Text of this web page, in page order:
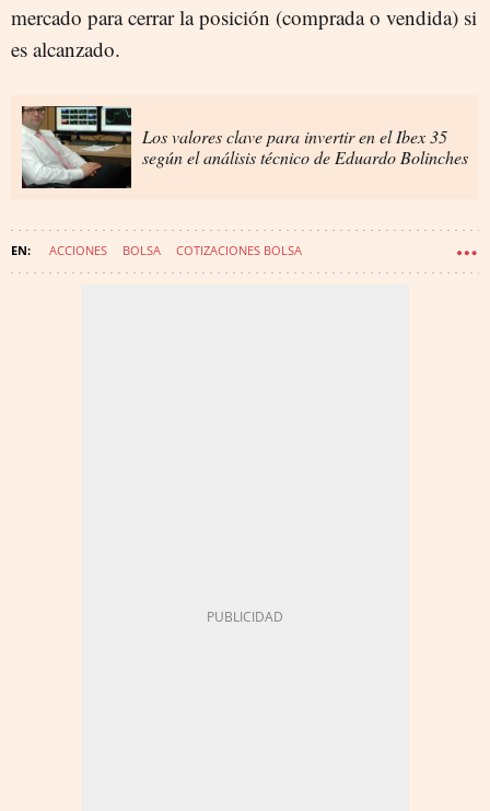
mercado para cerrar la posición (comprada o vendida) si
es alcanzado.
Los valores clave para invertir en el Ibex 35
según el análisis técnico de Eduardo Bolinches
ACCIONES BOLSA COTIZACIONES BOLSA